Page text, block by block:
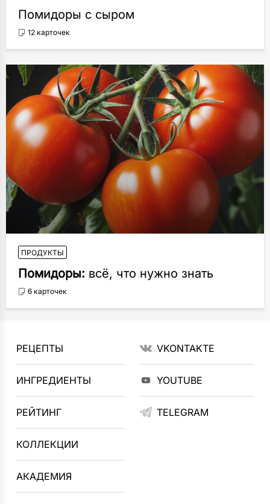
Помидоры с сыром
12 карточек
ПРОДУКТЫ
Помидоры: всё, что нужно знать
6 карточек
РЕЦЕПТЫ
ИНГРЕДИЕНТЫ
РЕЙТИНГ
КОЛЛЕКЦИИ
АКАДЕМИЯ
VKONTAKTE
YOUTUBE
TELEGRAM